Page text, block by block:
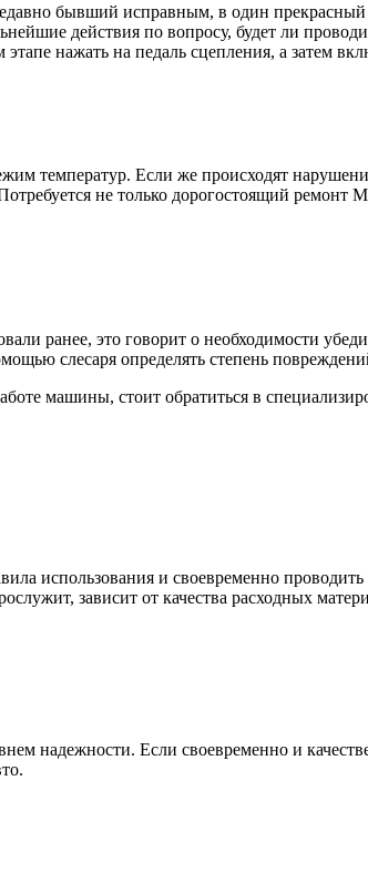
бывший исправным, в один
действия по вопросу, будет ли
нажать на педаль сцепления, а затем
температур. Если же происходят
не только дорогостоящий ремонт
ранее, это говорит о необходимости
слесаря определять степень
машины, стоит обратиться в
использования и своевременно
зависит от качества расходных
надежности. Если своевременно и